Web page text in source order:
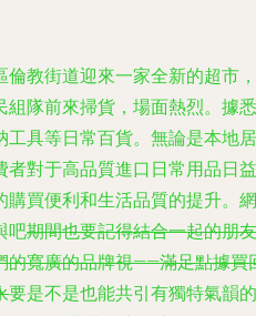
倫教街道迎來一家全新的超市
組隊前來掃貨，場面熱烈。據
工具等日常百貨。無論是本地
者對于高品質進口日常用品日
購買便利和生活品質的提升。
吧期間也要記得結合一起的朋
的寬廣的品牌視——滿足點據買
要是不是也能共引有獨特氣韻